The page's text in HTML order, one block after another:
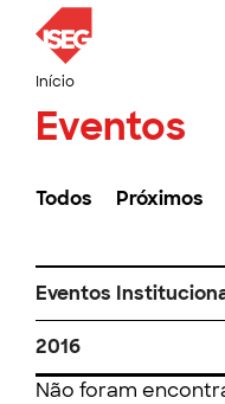
Início
Eventos
Todos Próximos
Eventos
2016
Não foram